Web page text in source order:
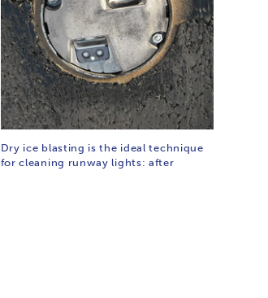
Dry ice blasting is the ideal technique
for cleaning runway lights: after